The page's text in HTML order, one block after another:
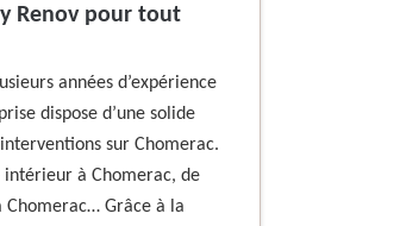
Renov pour tout
années d’expérience
dispose d’une solide
sur Chomerac.
à Chomerac, de
Chomerac… Grâce à la